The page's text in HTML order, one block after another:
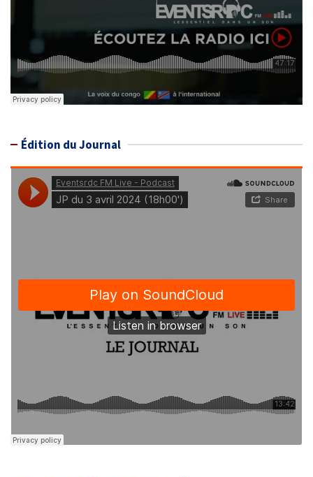
Édition du Journal